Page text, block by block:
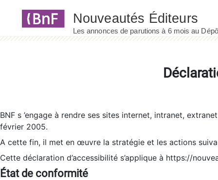
BNF s ’engage à rendre ses sites internet, intranet,
février 2005.
A cette fin, il met en œuvre la stratégie et les actions
Cette déclaration d’accessibilité s’applique à https://
État de conformité